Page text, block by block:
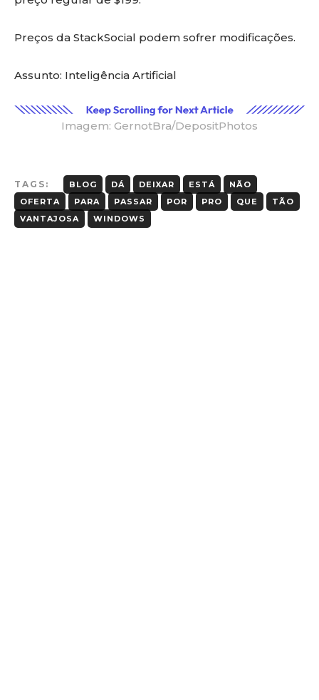
Preços da StackSocial podem sofrer modificações.
Assunto: Inteligência Artificial
Imagem: GernotBra/DepositPhotos
TAGS: BLOG DÁ DEIXAR ESTÁ
NÃO
OFERTA
PARA PASSAR POR PRO QUE
TÃO
VANTAJOSA
WINDOWS